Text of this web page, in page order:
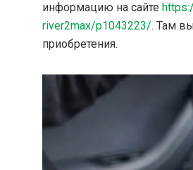
информацию на сайте
river2max/p1043223/. Там
приобретения.